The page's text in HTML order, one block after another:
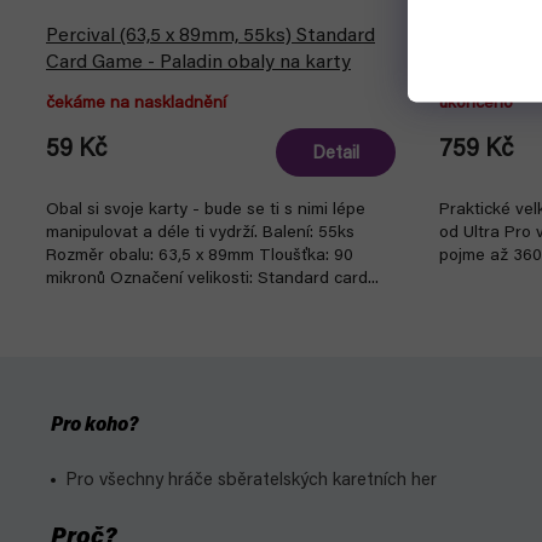
Percival (63,5 x 89mm, 55ks) Standard
Card Game - Paladin obaly na karty
čekáme na naskladnění
59 Kč Detail
Obal si svoje karty - bude se ti s nimi lépe
manipulovat a déle ti vydrží. Balení: 55ks
Rozměr obalu: 63,5 x 89mm Tloušťka: 90
mikronů Označení velikosti: Standard card...
Album na
PRO-
ukončeno
759 Kč
Praktické
od Ultra Pro
pojme až
Pro koho?
Pro všechny hráče sběratelských karetních her